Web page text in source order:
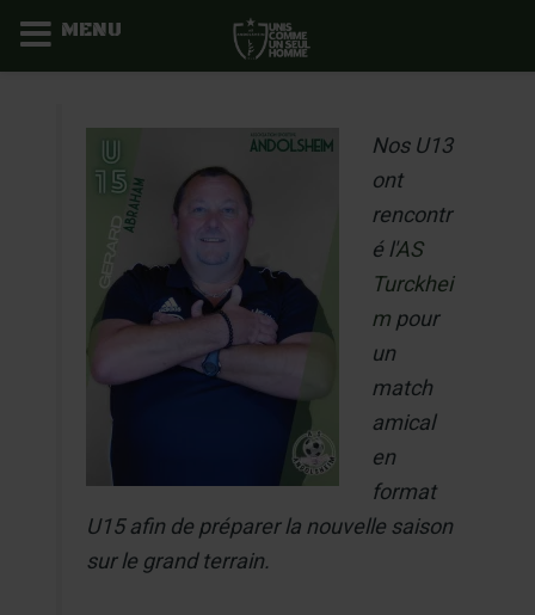
Nos U13
ont
rencontr
é l'AS
Turckhei
m pour
un
match
amical
en
format
U15 afin de préparer la nouvelle saison
sur le grand terrain.
MENU